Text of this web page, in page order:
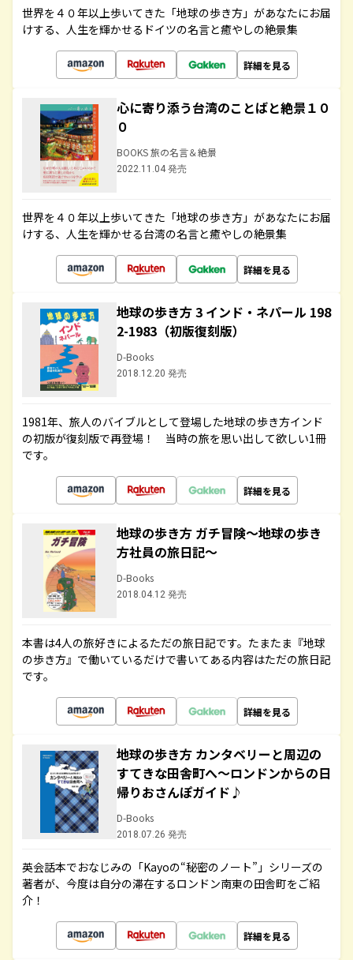
世界を４０年以上歩いてきた「地球の歩き方」があなたにお届
けする、人生を輝かせるドイツの名言と癒やしの絶景集
詳細を見る
心に寄り添う台湾のことばと絶景１０
０
BOOKS 旅の名言＆絶景
2022.11.04 発売
世界を４０年以上歩いてきた「地球の歩き方」があなたにお届
けする、人生を輝かせる台湾の名言と癒やしの絶景集
詳細を見る
地球の歩き方 3 インド・ネパール 198
2-1983（初版復刻版）
D-Books
2018.12.20 発売
1981年、旅人のバイブルとして登場した地球の歩き方インド
の初版が復刻版で再登場！ 当時の旅を思い出して欲しい1冊
です。
詳細を見る
地球の歩き方 ガチ冒険～地球の歩き
方社員の旅日記～
D-Books
2018.04.12 発売
本書は4人の旅好きによるただの旅日記です。たまたま『地球
の歩き方』で働いているだけで書いてある内容はただの旅日記
です。
詳細を見る
地球の歩き方 カンタベリーと周辺の
すてきな田舎町へ～ロンドンからの日
帰りおさんぽガイド♪
D-Books
2018.07.26 発売
英会話本でおなじみの「Kayoの“秘密のノート”」シリーズの
著者が、今度は自分の滞在するロンドン南東の田舎町をご紹
介！
詳細を見る